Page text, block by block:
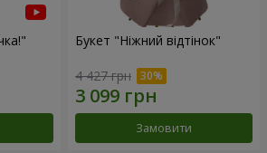
Букет "Ніжний відтінок"
4 427 грн
Замовити